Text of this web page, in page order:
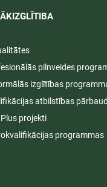
pilnveides
izglītības
atbilstības
Plus projekti
programmas